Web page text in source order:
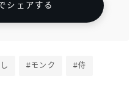
シェアする
#モンク #侍